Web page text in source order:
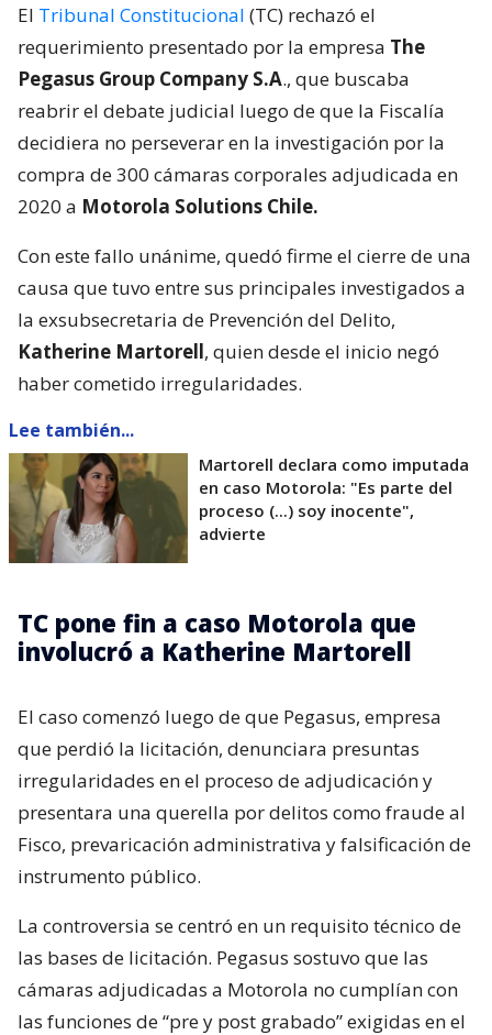
El Tribunal Constitucional (TC) rechazó el
requerimiento presentado por la empresa The
Pegasus Group Company S.A., que buscaba
reabrir el debate judicial luego de que la Fiscalía
decidiera no perseverar en la investigación por la
compra de 300 cámaras corporales adjudicada en
2020 a Motorola Solutions Chile.
Con este fallo unánime, quedó firme el cierre de una
causa que tuvo entre sus principales investigados a
la exsubsecretaria de Prevención del Delito,
Katherine Martorell, quien desde el inicio negó
haber cometido irregularidades.
Lee también...
Martorell declara como imputada
en caso Motorola: "Es parte del
proceso (...) soy inocente",
advierte
TC pone fin a caso Motorola que
involucró a Katherine Martorell
El caso comenzó luego de que Pegasus, empresa
que perdió la licitación, denunciara presuntas
irregularidades en el proceso de adjudicación y
presentara una querella por delitos como fraude al
Fisco, prevaricación administrativa y falsificación de
instrumento público.
La controversia se centró en un requisito técnico de
las bases de licitación. Pegasus sostuvo que las
cámaras adjudicadas a Motorola no cumplían con
las funciones de “pre y post grabado” exigidas en el